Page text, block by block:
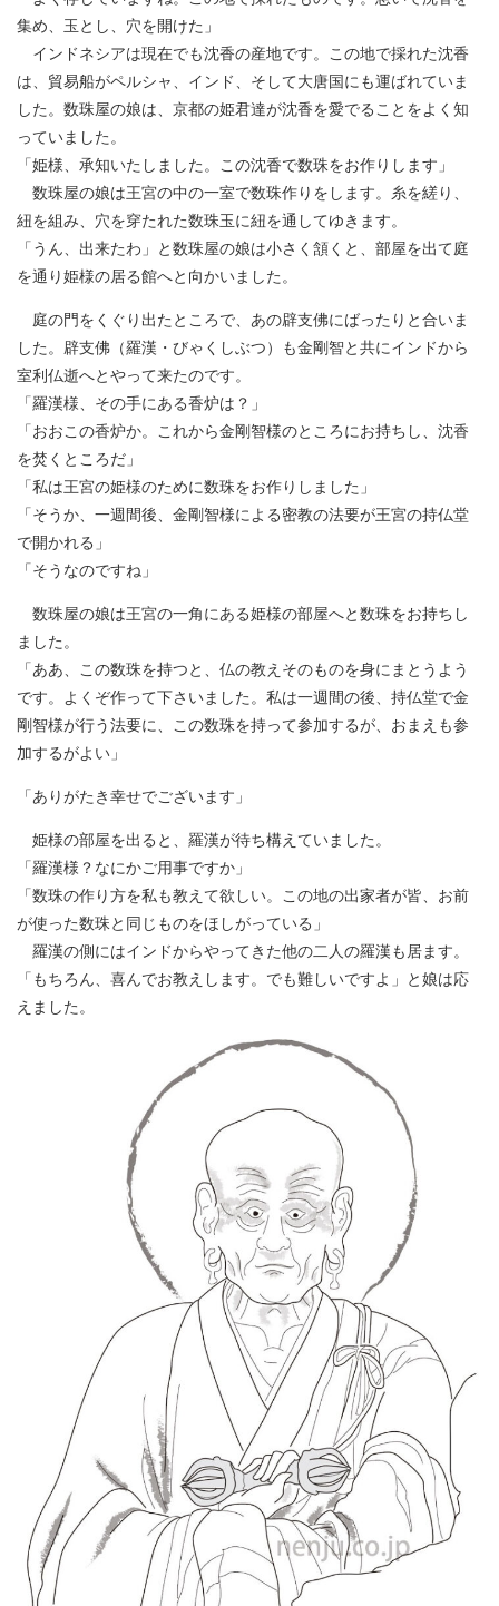
集め、玉とし、穴を開けた」
インドネシアは現在でも沈香の産地です。この地で採れた沈香
は、貿易船がペルシャ、インド、そして大唐国にも運ばれていま
した。数珠屋の娘は、京都の姫君達が沈香を愛でることをよく知
っていました。
「姫様、承知いたしました。この沈香で数珠をお作りします」
数珠屋の娘は王宮の中の一室で数珠作りをします。糸を縒り、
紐を組み、穴を穿たれた数珠玉に紐を通してゆきます。
「うん、出来たわ」と数珠屋の娘は小さく頷くと、部屋を出て庭
を通り姫様の居る館へと向かいました。
庭の門をくぐり出たところで、あの辟支佛にばったりと合いま
した。辟支佛（羅漢・びゃくしぶつ）も金剛智と共にインドから
室利仏逝へとやって来たのです。
「羅漢様、その手にある香炉は？」
「おおこの香炉か。これから金剛智様のところにお持ちし、沈香
を焚くところだ」
「私は王宮の姫様のために数珠をお作りしました」
「そうか、一週間後、金剛智様による密教の法要が王宮の持仏堂
で開かれる」
「そうなのですね」
数珠屋の娘は王宮の一角にある姫様の部屋へと数珠をお持ちし
ました。
「ああ、この数珠を持つと、仏の教えそのものを身にまとうよう
です。よくぞ作って下さいました。私は一週間の後、持仏堂で金
剛智様が行う法要に、この数珠を持って参加するが、おまえも参
加するがよい」
「ありがたき幸せでございます」
姫様の部屋を出ると、羅漢が待ち構えていました。
「羅漢様？なにかご用事ですか」
「数珠の作り方を私も教えて欲しい。この地の出家者が皆、お前
が使った数珠と同じものをほしがっている」
羅漢の側にはインドからやってきた他の二人の羅漢も居ます。
「もちろん、喜んでお教えします。でも難しいですよ」と娘は応
えました。